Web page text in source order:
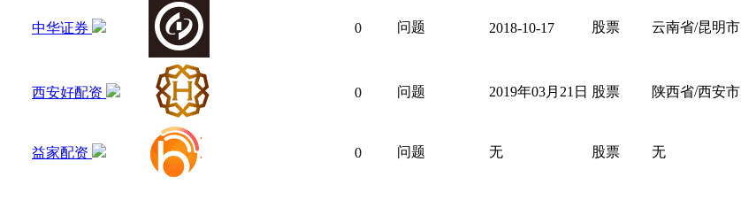
中华证券 0 问题 2018-10-17 股票 云南省/昆明市
西安好配资 0 问题 2019年03月21日 股票 陕西省/西安市
益家配资 0 问题 无 股票 无